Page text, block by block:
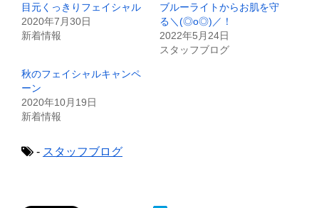
r
で
共
有
い
ン
ド
ウ
き
ま
る
に
は
し
だ
し
い
目元くっきりフェイシャル
2020年7月30日
新着情報
ブルーライトからお肌を守
る＼(◎o◎)／！
2022年5月24日
スタッフブログ
秋のフェイシャルキャンペ
ーン
2020年10月19日
新着情報
- スタッフブログ